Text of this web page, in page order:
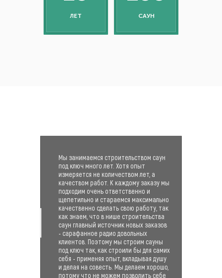
ЛЕТ САУН
Мы занимаемся строительством саун
под ключ много лет. Хотя опыт
измеряется не количеством лет, а
качеством работ. К каждому заказу мы
подходим очень ответственно и
щепетильно и стараемся максимально
качественно сделать свою работу, так
как знаем, что в нише строительства
саун главный источник новых заказов
- сарафанное радио довольных
клиентов. Поэтому мы строим сауны
под ключ так, как строили бы для самих
себя - применяя опыт, вкладывая душу
и делая на совесть. Мы делаем хорошо,
потому что не можем позволить себе